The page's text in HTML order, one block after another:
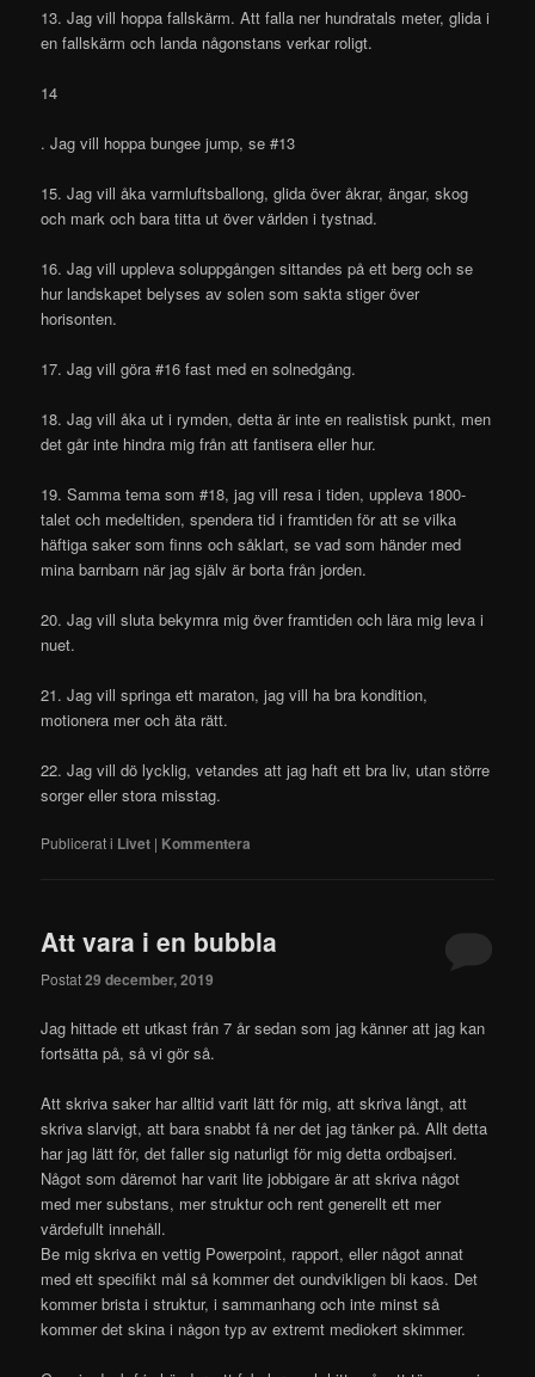
13. Jag vill hoppa fallskärm. Att falla ner hundratals meter, glida i
en fallskärm och landa någonstans verkar roligt.
14
. Jag vill hoppa bungee jump, se #13
15. Jag vill åka varmluftsballong, glida över åkrar, ängar, skog
och mark och bara titta ut över världen i tystnad.
16. Jag vill uppleva soluppgången sittandes på ett berg och se
hur landskapet belyses av solen som sakta stiger över
horisonten.
17. Jag vill göra #16 fast med en solnedgång.
18. Jag vill åka ut i rymden, detta är inte en realistisk punkt, men
det går inte hindra mig från att fantisera eller hur.
19. Samma tema som #18, jag vill resa i tiden, uppleva 1800-
talet och medeltiden, spendera tid i framtiden för att se vilka
häftiga saker som finns och såklart, se vad som händer med
mina barnbarn när jag själv är borta från jorden.
20. Jag vill sluta bekymra mig över framtiden och lära mig leva i
nuet.
21. Jag vill springa ett maraton, jag vill ha bra kondition,
motionera mer och äta rätt.
22. Jag vill dö lycklig, vetandes att jag haft ett bra liv, utan större
sorger eller stora misstag.
Publicerat i Livet | Kommentera
Att vara i en bubbla
Postat29 december, 2019
Jag hittade ett utkast från 7 år sedan som jag känner att jag kan
fortsätta på, så vi gör så.
Att skriva saker har alltid varit lätt för mig, att skriva långt, att
skriva slarvigt, att bara snabbt få ner det jag tänker på. Allt detta
har jag lätt för, det faller sig naturligt för mig detta ordbajseri.
Något som däremot har varit lite jobbigare är att skriva något
med mer substans, mer struktur och rent generellt ett mer
värdefullt innehåll.
Be mig skriva en vettig Powerpoint, rapport, eller något annat
med ett specifikt mål så kommer det oundvikligen bli kaos. Det
kommer brista i struktur, i sammanhang och inte minst så
kommer det skina i någon typ av extremt mediokert skimmer.